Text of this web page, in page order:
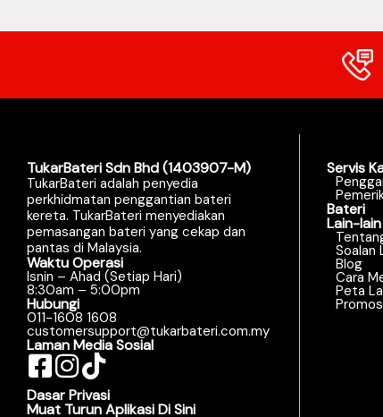
TukarBateri Sdn Bhd (1403907-M)
TukarBateri adalah penyedia
perkhidmatan penggantian bateri
kereta. TukarBateri menyediakan
pemasangan bateri yang cekap dan
pantas di Malaysia.
Waktu Operasi
Isnin – Ahad (Setiap Hari)
8:30am – 5:00pm
Hubungi
011-1608 1608
customersupport@tukarbateri.com.my
Laman Media Sosial
Dasar Privasi
Muat Turun Aplikasi Di Sini
Servis
Bateri
Lain-lain
Soalan
Blog
Cara
Peta